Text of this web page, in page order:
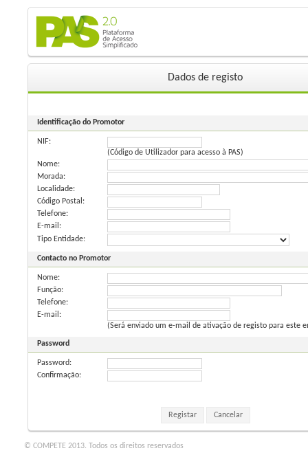
Dados de registo
Identificação do Promotor
NIF:
(Código de Utilizador para acesso à PAS)
Nome:
Morada:
Localidade:
Código Postal:
Telefone:
E-mail:
Tipo Entidade:
Contacto no Promotor
Nome:
Função:
Telefone:
E-mail:
(Será enviado um e-mail de ativação de registo para este
Password
Password:
Confirmação:
Registar Cancelar
© COMPETE 2013. Todos os direitos reservados